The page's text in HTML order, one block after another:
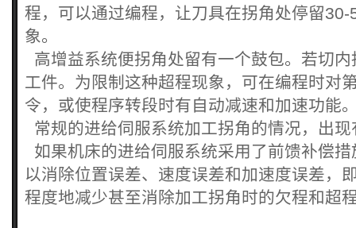
程，可以通过编程，让刀具在拐角处停留
象。
高增益系统便拐角处留有一个鼓包。若切
工件。为限制这种超程现象，可在编程时对
令，或使程序转段时有自动减速和加速功能
常规的进给伺服系统加工拐角的情况，出
如果机床的进给伺服系统采用了前馈补偿
以消除位置误差、速度误差和加速度误差，
程度地减少甚至消除加工拐角时的欠程和超